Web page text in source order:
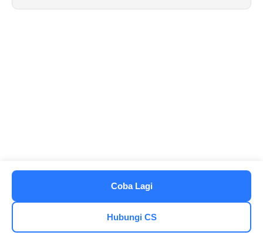
Hubungi CS
Coba Lagi